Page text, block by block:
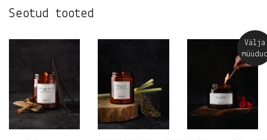
Seotud tooted
Välja